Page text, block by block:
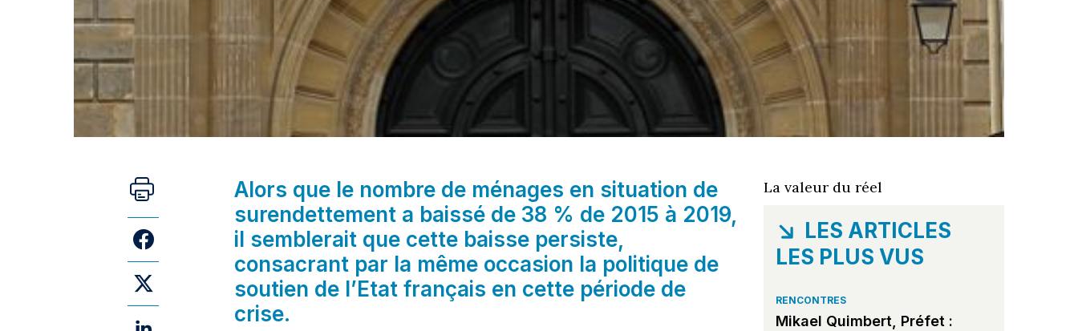
Alors que le nombre de ménages en situation de
surendettement a baissé de 38 % de 2015 à 2019,
il semblerait que cette baisse persiste,
consacrant par la même occasion la politique de
soutien de l’Etat français en cette période de
crise.
La valeur du réel
LES ARTICLES
LES PLUS VUS
RENCONTRES
Mikael Quimbert, Préfet :